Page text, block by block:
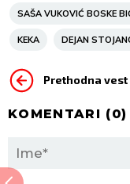
SAŠA VUKOVIĆ BOSKE
KEKA DEJAN
Prethodna vest
KOMENTARI (0)